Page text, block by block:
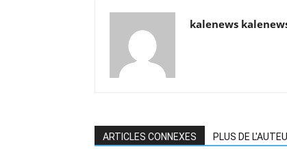
kalenews
ARTICLES CONNEXES PLUS DE